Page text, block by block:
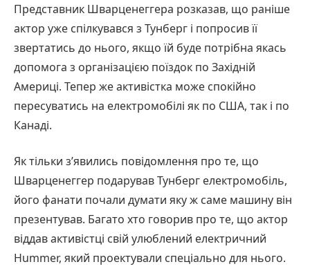
Представник Шварценеггера розказав, що раніше
актор уже спілкувався з Тунберг і попросив її
звертатись до нього, якщо їй буде потрібна якась
допомога з організацією поїздок по Західній
Америці. Тепер же активістка може спокійно
пересуватись на електромобілі як по США, так і по
Канаді.
Як тільки з’явились повідомлення про те, що
Шварценеггер подарував Тунберг електромобіль,
його фанати почали думати яку ж саме машину він
презентував. Багато хто говорив про те, що актор
віддав активістці свій улюблений електричний
Hummer, який проектували спеціально для нього.